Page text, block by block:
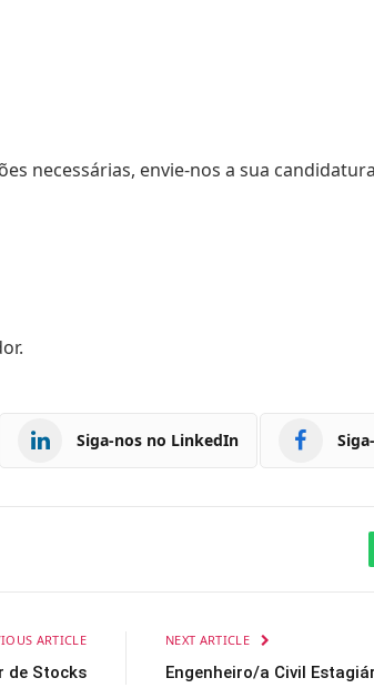
necessárias, envie-nos a sua
Siga-nos no LinkedIn
ARTICLE
de Stocks
NEXT ARTICLE
Engenheiro/a Civil